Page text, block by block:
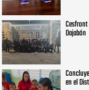
Dajabón
en el